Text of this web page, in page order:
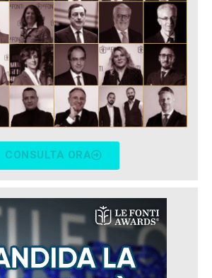
CONSULTA ORA